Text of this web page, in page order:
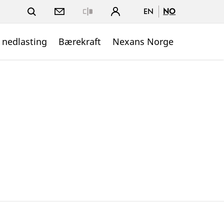
EN NO
Bærekraft Nexans Norge